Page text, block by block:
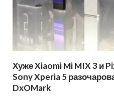
Хуже Xiaomi Mi MIX 3 и
Sony Xperia 5
DxOMark